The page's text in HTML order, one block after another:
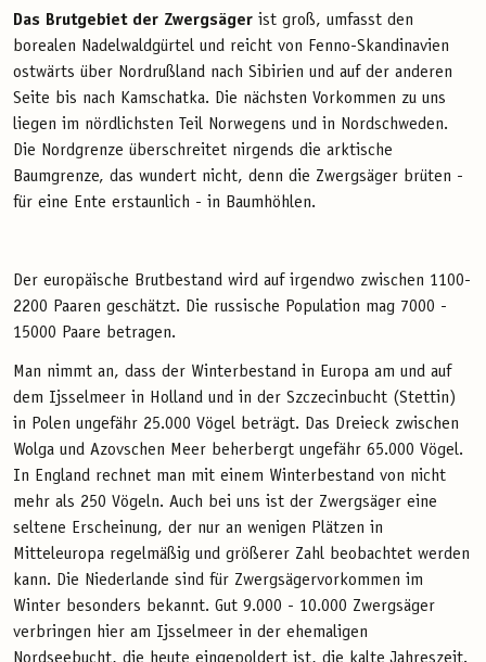
Das Brutgebiet der Zwergsäger ist groß, umfasst den
borealen Nadelwaldgürtel und reicht von Fenno-Skandinavien
ostwärts über Nordrußland nach Sibirien und auf der anderen
Seite bis nach Kamschatka. Die nächsten Vorkommen zu uns
liegen im nördlichsten Teil Norwegens und in Nordschweden.
Die Nordgrenze überschreitet nirgends die arktische
Baumgrenze, das wundert nicht, denn die Zwergsäger brüten -
für eine Ente erstaunlich - in Baumhöhlen.
Der europäische Brutbestand wird auf irgendwo zwischen 1100-
2200 Paaren geschätzt. Die russische Population mag 7000 -
15000 Paare betragen.
Man nimmt an, dass der Winterbestand in Europa am und auf
dem Ijsselmeer in Holland und in der Szczecinbucht (Stettin)
in Polen ungefähr 25.000 Vögel beträgt. Das Dreieck zwischen
Wolga und Azovschen Meer beherbergt ungefähr 65.000 Vögel.
In England rechnet man mit einem Winterbestand von nicht
mehr als 250 Vögeln. Auch bei uns ist der Zwergsäger eine
seltene Erscheinung, der nur an wenigen Plätzen in
Mitteleuropa regelmäßig und größerer Zahl beobachtet werden
kann. Die Niederlande sind für Zwergsägervorkommen im
Winter besonders bekannt. Gut 9.000 - 10.000 Zwergsäger
verbringen hier am Ijsselmeer in der ehemaligen
Nordseebucht, die heute eingepoldert ist, die kalte Jahreszeit.